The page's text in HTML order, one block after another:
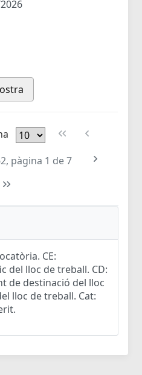
pàgina 1 de 7
CE:
del lloc de treball. CD:
de destinació del lloc
lloc de treball. Cat: